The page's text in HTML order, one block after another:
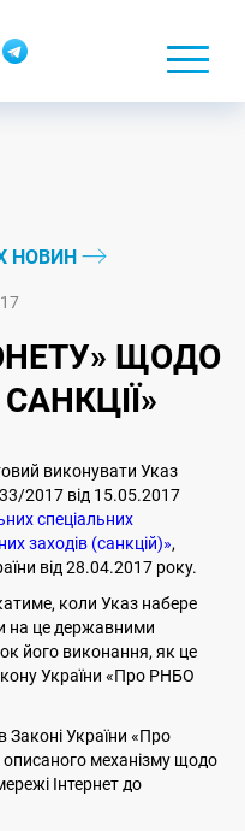
НОВИН
ЩОДО
виконувати Указ
2017 від 15.05.2017
спеціальних
заходів (санкцій)»,
від 28.04.2017 року.
коли Указ набере
на це державними
його виконання, як це
України «Про РНБО
Законі України «Про
описаного механізму щодо
Інтернет до